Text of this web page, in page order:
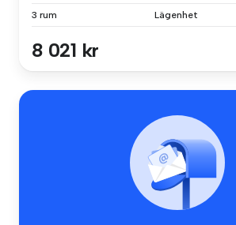
3 rum Lägenhet
8 021 kr